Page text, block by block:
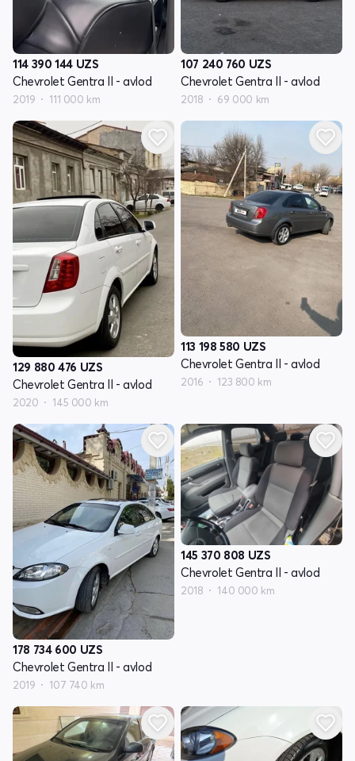
114 390 144 UZS
Chevrolet Gentra II - avlod
2019 111 000 km
107 240 760 UZS
Chevrolet Gentra II - avlod
2018 69 000 km
129 880 476 UZS
Chevrolet Gentra II - avlod
2020 145 000 km
113 198 580 UZS
Chevrolet Gentra II - avlod
2016 123 800 km
178 734 600 UZS
Chevrolet Gentra II - avlod
2019 107 740 km
145 370 808 UZS
Chevrolet Gentra II - avlod
2018 140 000 km